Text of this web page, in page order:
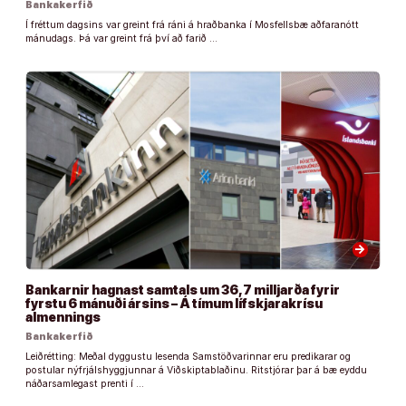
Bankakerfið
Í fréttum dagsins var greint frá ráni á hraðbanka í Mosfellsbæ aðfaranótt
mánudags. Þá var greint frá því að farið …
arrow_forward
Bankarnir hagnast samtals um 36,7 milljarða fyrir
fyrstu 6 mánuði ársins – Á tímum lífskjarakrísu
almennings
Bankakerfið
Leiðrétting: Meðal dyggustu lesenda Samstöðvarinnar eru predikarar og
postular nýfrjálshyggjunnar á Viðskiptablaðinu. Ritstjórar þar á bæ eyddu
náðarsamlegast prenti í …